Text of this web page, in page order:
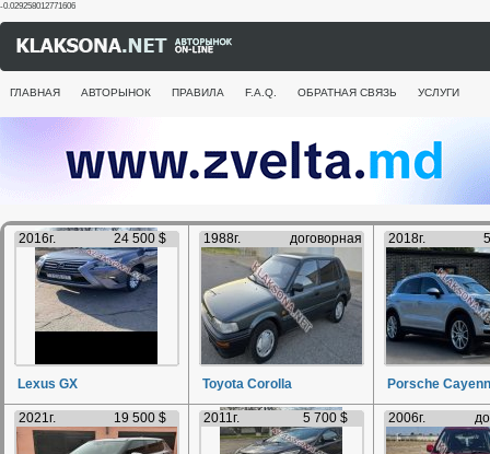
-0.029258012771606
ГЛАВНАЯ АВТОРЫНОК ПРАВИЛА F.A.Q. ОБРАТНАЯ СВЯЗЬ УСЛУГИ
2016г. 24 500 $
Lexus GX
1988г. договорная
Toyota Corolla
2018г.
Porsche
2021г. 19 500 $ 2011г. 5 700 $ 2006г.